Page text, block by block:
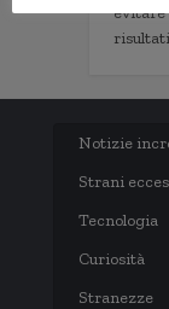
evitare
Notizie
Strani
Tecnologia
Curiosità
Stranezze